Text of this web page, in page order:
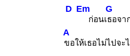
D Em
ก่อนเ
G
ธอจา
A
ขอให้เธอไม่ไปจะ